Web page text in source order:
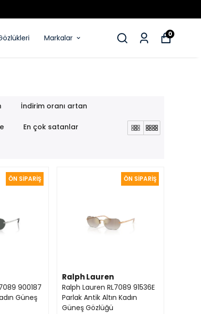
Markalar 0
İndirim oranı artan
En çok satanlar
900187
Güneş
Ralph Lauren
Ralph Lauren RL7089 91536E
Parlak Antik Altın Kadın
Güneş Gözlüğü